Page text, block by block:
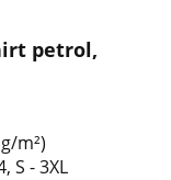
petrol,
m²)
S - 3XL